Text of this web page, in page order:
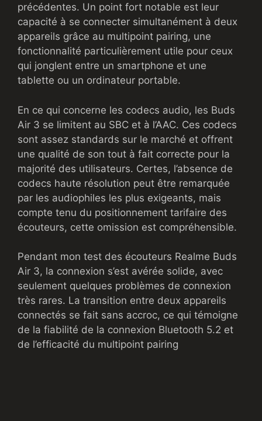
précédentes. Un point fort notable est leur
capacité à se connecter simultanément à deux
appareils grâce au multipoint pairing, une
fonctionnalité particulièrement utile pour ceux
qui jonglent entre un smartphone et une
tablette ou un ordinateur portable.
En ce qui concerne les codecs audio, les Buds
Air 3 se limitent au SBC et à l’AAC. Ces codecs
sont assez standards sur le marché et offrent
une qualité de son tout à fait correcte pour la
majorité des utilisateurs. Certes, l’absence de
codecs haute résolution peut être remarquée
par les audiophiles les plus exigeants, mais
compte tenu du positionnement tarifaire des
écouteurs, cette omission est compréhensible.
Pendant mon test des écouteurs Realme Buds
Air 3, la connexion s’est avérée solide, avec
seulement quelques problèmes de connexion
très rares. La transition entre deux appareils
connectés se fait sans accroc, ce qui témoigne
de la fiabilité de la connexion Bluetooth 5.2 et
de l’efficacité du multipoint pairing